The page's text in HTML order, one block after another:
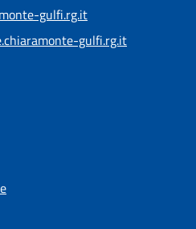
gulfi.rg.it
gulfi.rg.it